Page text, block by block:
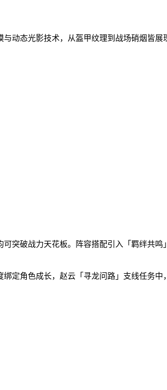
动态光影技术，从盔甲纹理到战场硝烟皆展
突破战力天花板。阵容搭配引入「羁绊共鸣
定角色成长，赵云「寻龙问路」支线任务中